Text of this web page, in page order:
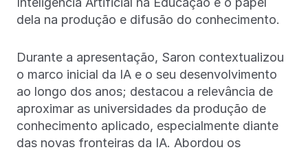
dela na produção e difusão do conhecimento.
Durante a apresentação, Saron contextualizou
o marco inicial da IA e o seu desenvolvimento
ao longo dos anos; destacou a relevância de
aproximar as universidades da produção de
conhecimento aplicado, especialmente diante
das novas fronteiras da IA. Abordou os